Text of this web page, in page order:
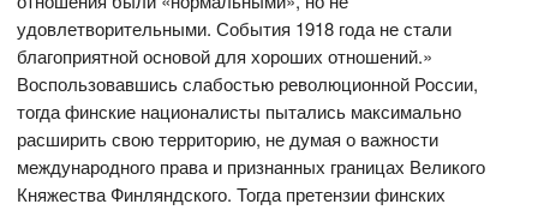
удовлетворительными. События 1918 года не стали
благоприятной основой для хороших отношений.»
Воспользовавшись слабостью революционной России,
тогда финские националисты пытались максимально
расширить свою территорию, не думая о важности
международного права и признанных границах Великого
Княжества Финляндского. Тогда претензии финских